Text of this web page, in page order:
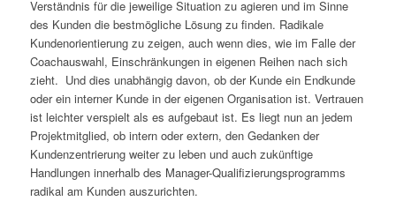
Verständnis für die jeweilige Situation zu agieren und im Sinne
des Kunden die bestmögliche Lösung zu finden. Radikale
Kundenorientierung zu zeigen, auch wenn dies, wie im Falle der
Coachauswahl, Einschränkungen in eigenen Reihen nach sich
zieht. Und dies unabhängig davon, ob der Kunde ein Endkunde
oder ein interner Kunde in der eigenen Organisation ist. Vertrauen
ist leichter verspielt als es aufgebaut ist. Es liegt nun an jedem
Projektmitglied, ob intern oder extern, den Gedanken der
Kundenzentrierung weiter zu leben und auch zukünftige
Handlungen innerhalb des Manager-Qualifizierungsprogramms
radikal am Kunden auszurichten.